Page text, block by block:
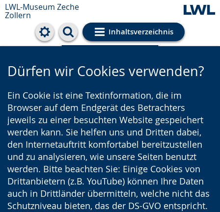
LWL-Museum Zeche
Zollern
Inhaltsverzeichnis
Cookie-Einstellungen
Dürfen wir Cookies verwenden?
Ein Cookie ist eine Textinformation, die im
Browser auf dem Endgerät des Betrachters
jeweils zu einer besuchten Website gespeichert
werden kann. Sie helfen uns und Dritten dabei,
den Internetauftritt komfortabel bereitzustellen
und zu analysieren, wie unsere Seiten benutzt
werden. Bitte beachten Sie: Einige Cookies von
Drittanbietern (z.B. YouTube) können Ihre Daten
auch in Drittländer übermitteln, welche nicht das
Schutzniveau bieten, das der DS-GVO entspricht.